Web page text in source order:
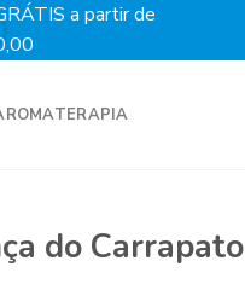
a partir de
do Carrapato